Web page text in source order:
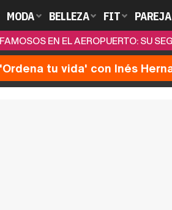
MODA BELLEZA FIT PAREJA
FAMOSOS EN EL AEROPUERTO: SU
'Ordena tu vida' con Inés